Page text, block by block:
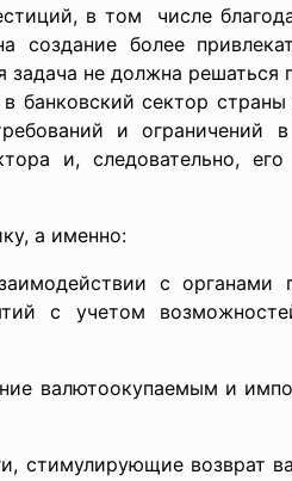
в том числе
более
не должна решаться
банковский сектор страны
и ограничений
и, следовательно, его
а именно:
с органами
с учетом
валютоокупаемым и
стимулирующие возврат